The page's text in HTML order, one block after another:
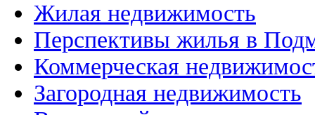
Жилая недвижимость
Перспективы жилья в
Коммерческая
Загородная недвижимость